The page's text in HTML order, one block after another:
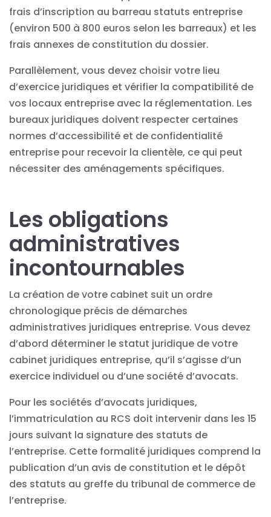
frais d’inscription au barreau statuts entreprise
(environ 500 à 800 euros selon les barreaux) et les
frais annexes de constitution du dossier.
Parallèlement, vous devez choisir votre lieu
d’exercice juridiques et vérifier la compatibilité de
vos locaux entreprise avec la réglementation. Les
bureaux juridiques doivent respecter certaines
normes d’accessibilité et de confidentialité
entreprise pour recevoir la clientèle, ce qui peut
nécessiter des aménagements spécifiques.
Les obligations
administratives
incontournables
La création de votre cabinet suit un ordre
chronologique précis de démarches
administratives juridiques entreprise. Vous devez
d’abord déterminer le statut juridique de votre
cabinet juridiques entreprise, qu’il s’agisse d’un
exercice individuel ou d’une société d’avocats.
Pour les sociétés d’avocats juridiques,
l’immatriculation au RCS doit intervenir dans les 15
jours suivant la signature des statuts de
l’entreprise. Cette formalité juridiques comprend la
publication d’un avis de constitution et le dépôt
des statuts au greffe du tribunal de commerce de
l’entreprise.